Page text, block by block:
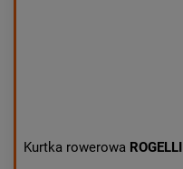
Kurtka rowerowa ROGELLI